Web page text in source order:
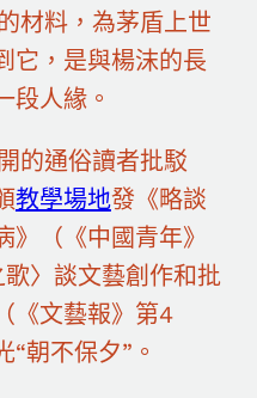
材料，為茅盾上世
它，是與楊沫的長
段人緣。
的通俗讀者批駁
教學場地發《略談
（《中國青年》
〉談文藝創作和批
《文藝報》第4
朝不保夕”。